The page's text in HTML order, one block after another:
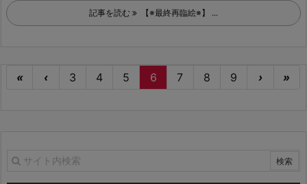
記事を読む 【※最終再臨絵※】 ...
« ‹ 3 4 5 6 7 8 9 › »